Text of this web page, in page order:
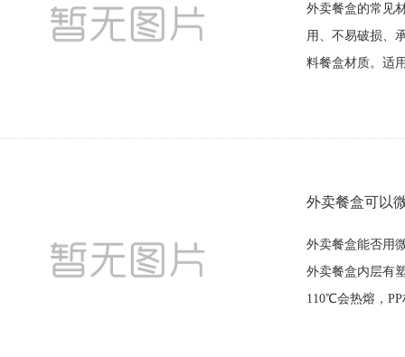
外卖餐盒的常见
用、不易破损、
料餐盒材质。适
外卖餐盒可以
外卖餐盒能否用
外卖餐盒内层有
110℃会热熔，